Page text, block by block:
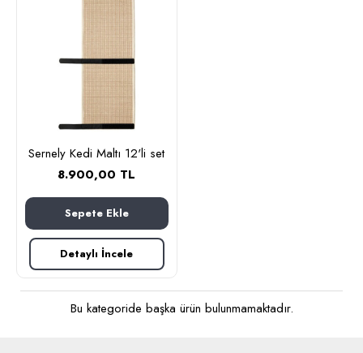
Sernely Kedi Maltı 12'li set
8.900,00 TL
Sepete Ekle
Detaylı İncele
Bu kategoride başka ürün bulunmamaktadır.